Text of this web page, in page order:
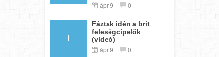
ápr 9 0
Fáztak idén a brit
feleségcipelők
(videó)
ápr 9 0